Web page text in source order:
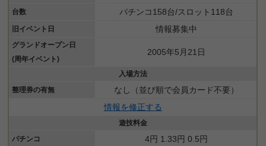
台数 パチンコ158台/スロット118台
旧イベント日 情報募集中
グランドオープン日
(周年イベント)
2005年5月21日
入場方法
整理券の有無
なし（並び順で会員カード不要）
情報を修正する
遊技料金
パチンコ
4円 1.33円 0.5円